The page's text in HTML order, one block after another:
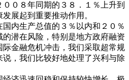
０８年同期的３８．１％上升到
展起到重要推动作用。
内生产总值的３％以内和２０％
潜在风险，特别是地方政府融资
金融危机冲击，我们采取超常规
，我们比较好地处理了兴利与除